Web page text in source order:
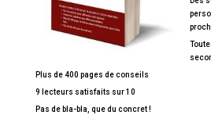
Plus de 400 pages de conseils
9 lecteurs satisfaits sur 10
Pas de bla-bla, que du concret !